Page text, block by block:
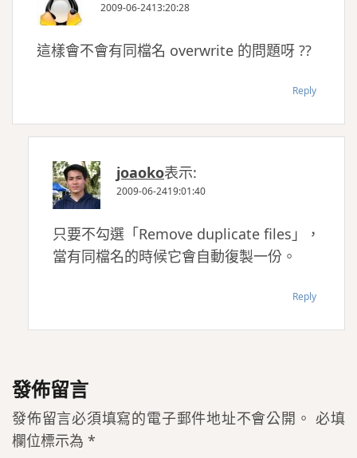
2009-06-2413:20:28
這樣會不會有同檔名 overwrite 的問題呀 ??
Reply
joaoko表示:
2009-06-2419:01:40
只要不勾選「Remove duplicate files」，
當有同檔名的時候它會自動復製一份。
Reply
發佈留言
發佈留言必須填寫的電子郵件地址不會公開。 必填
欄位標示為 *